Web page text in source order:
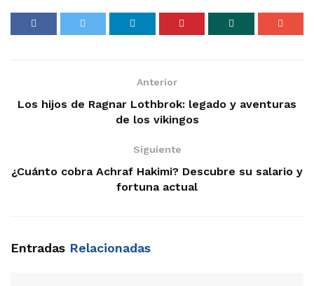
Anterior
Los hijos de Ragnar Lothbrok: legado y aventuras
de los vikingos
Siguiente
¿Cuánto cobra Achraf Hakimi? Descubre su salario y
fortuna actual
Entradas Relacionadas